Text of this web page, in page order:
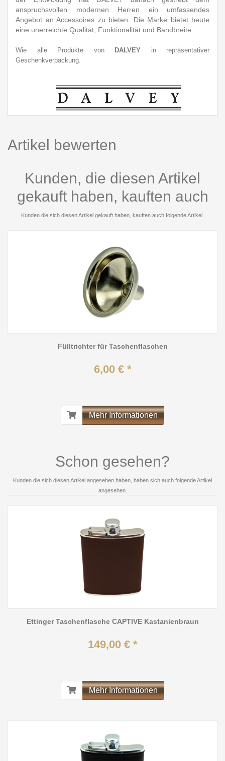
anspruchsvollen modernen Herren ein umfassendes
Angebot an Accessoires zu bieten. Die Marke bietet heute
eine unerreichte Qualität, Funktionalität und Bandbreite.
Wie alle Produkte von DALVEY in repräsentativer
Geschenkverpackung.
Artikel bewerten
Kunden, die diesen Artikel
gekauft haben, kauften auch
Kunden die sich diesen Artikel gekauft haben, kauften auch folgende Artikel.
Fülltrichter für Taschenflaschen
6,00 € *
Mehr Informationen
Schon gesehen?
Kunden die sich diesen Artikel angesehen haben, haben sich auch folgende Artikel
angesehen.
Ettinger Taschenflasche CAPTIVE Kastanienbraun
149,00 € *
Mehr Informationen